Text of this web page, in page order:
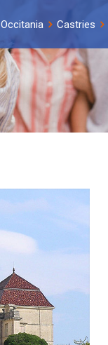
Occitania Castries